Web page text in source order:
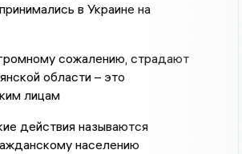
в Украине на
сожалению, страдают
области – это
лицам
действия называются
населению